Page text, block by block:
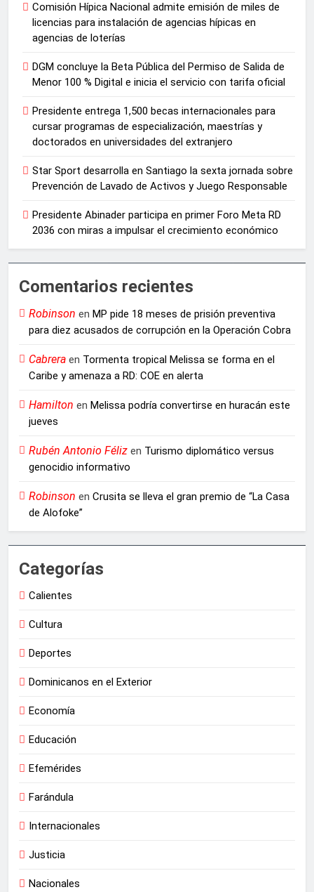
Comisión Hípica Nacional admite emisión de miles de
licencias para instalación de agencias hípicas en
agencias de loterías
DGM concluye la Beta Pública del Permiso de Salida de
Menor 100 % Digital e inicia el servicio con tarifa oficial
Presidente entrega 1,500 becas internacionales para
cursar programas de especialización, maestrías y
doctorados en universidades del extranjero
Star Sport desarrolla en Santiago la sexta jornada sobre
Prevención de Lavado de Activos y Juego Responsable
Presidente Abinader participa en primer Foro Meta RD
2036 con miras a impulsar el crecimiento económico
Comentarios recientes
Robinson en MP pide 18 meses de prisión preventiva
para diez acusados de corrupción en la Operación Cobra
Cabrera en Tormenta tropical Melissa se forma en el
Caribe y amenaza a RD: COE en alerta
Hamilton en Melissa podría convertirse en huracán este
jueves
Rubén Antonio Féliz en Turismo diplomático versus
genocidio informativo
Robinson en Crusita se lleva el gran premio de “La Casa
de Alofoke”
Categorías
Calientes
Cultura
Deportes
Dominicanos en el Exterior
Economía
Educación
Efemérides
Farándula
Internacionales
Justicia
Nacionales